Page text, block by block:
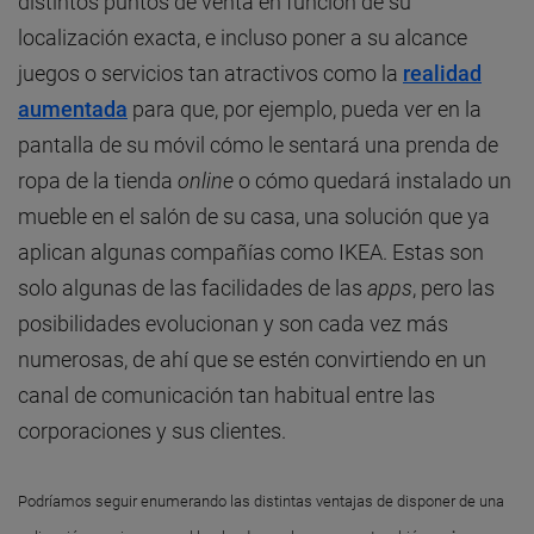
localización exacta, e incluso poner a su alcance
juegos o servicios tan atractivos como la realidad
aumentada para que, por ejemplo, pueda ver en la
pantalla de su móvil cómo le sentará una prenda de
ropa de la tienda online o cómo quedará instalado un
mueble en el salón de su casa, una solución que ya
aplican algunas compañías como IKEA. Estas son
solo algunas de las facilidades de las apps, pero las
posibilidades evolucionan y son cada vez más
numerosas, de ahí que se estén convirtiendo en un
canal de comunicación tan habitual entre las
corporaciones y sus clientes.
Podríamos seguir enumerando las distintas ventajas de disponer de una